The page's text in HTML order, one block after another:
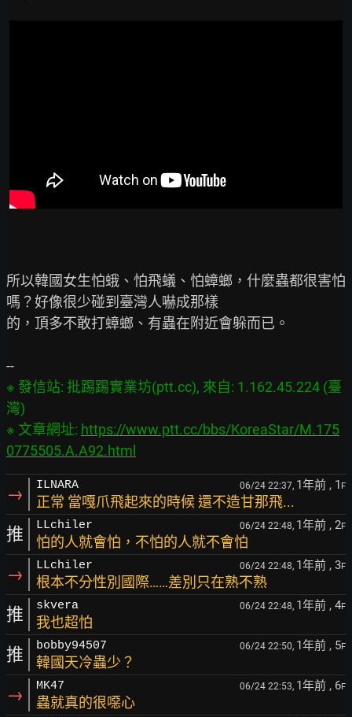
所以韓國女生怕蛾、怕飛蟻、怕蟑螂，什麼蟲都很害怕
嗎？好像很少碰到臺灣人嚇成那樣
的，頂多不敢打蟑螂、有蟲在附近會躲而已。
※ 發信站: 批踢踢實業坊(ptt.cc), 來自: 1.162.45.224 (臺
灣)
※ 文章網址: https://www.ptt.cc/bbs/KoreaStar/M.175
0775505.A.A92.html
→ ILNARA 06/24 22:37, 1年前 , 1 F
正常 當嘎爪飛起來的時候 還不造甘那飛...
推 LLchiler 06/24 22:48, 1年前 , 2F
怕的人就會怕，不怕的人就不會怕
→ LLchiler 06/24 22:48, 1年前 , 3F
根本不分性別國際……差別只在熟不熟
推 skvera 06/24 22:48, 1年前 , 4F
我也超怕
推 bobby94507 06/24 22:50, 1年前 , 5F
韓國天冷蟲少？
→ MK47 06/24 22:53, 1年前 , 6F
蟲就真的很噁心